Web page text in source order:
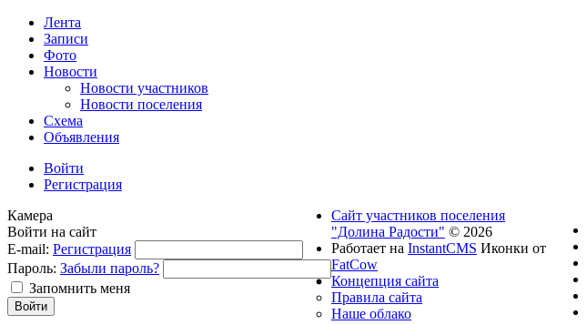
Лента
Записи
Фото
Новости
Новости участников
Новости поселения
Схема
Объявления
Войти
Регистрация
Камера
Войти на сайт
E-mail: Регистрация
Пароль: Забыли пароль?
Запомнить меня
Сайт участников поселения
"Долина Радости" © 2026
Работает на InstantCMS Иконки от
FatCow
Концепция сайта
Правила сайта
Наше облако